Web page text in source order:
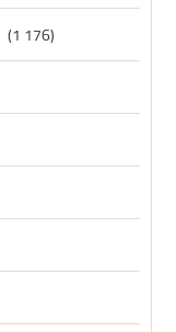
(1 176)